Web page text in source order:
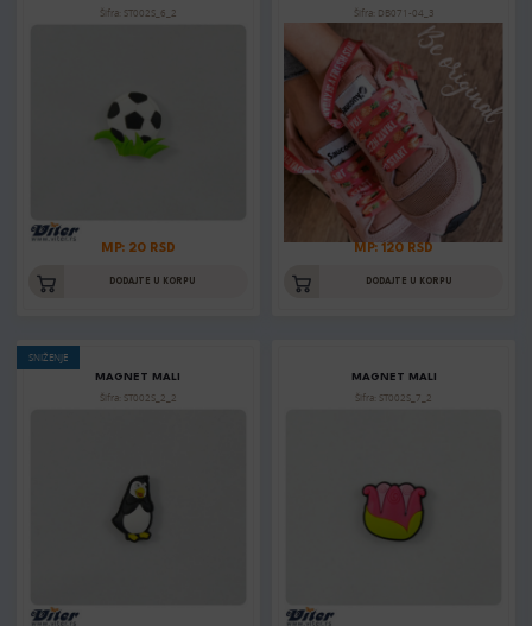
Šifra: ST002S_6_2
MP: 20 RSD
DODAJTE U KORPU
Šifra: DB071-04_3
MP: 120 RSD
DODAJTE U KORPU
SNIŽENJE
MAGNET MALI
Šifra: ST002S_2_2
MAGNET MALI
Šifra: ST002S_7_2